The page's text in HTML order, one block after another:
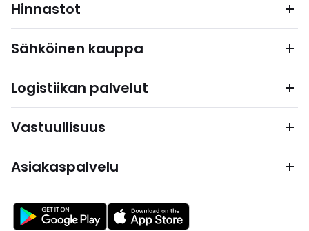
Hinnastot
Sähköinen kauppa
Logistiikan palvelut
Vastuullisuus
Asiakaspalvelu